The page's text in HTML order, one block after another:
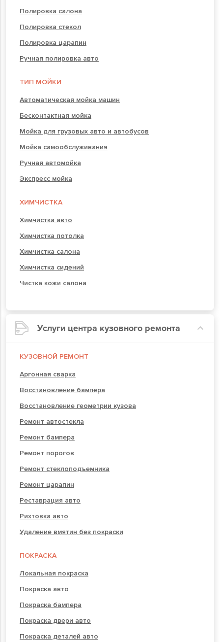
Полировка салона
Полировка стекол
Полировка царапин
Ручная полировка авто
ТИП МОЙКИ
Автоматическая мойка машин
Бесконтактная мойка
Мойка для грузовых авто и автобусов
Мойка самообслуживания
Ручная автомойка
Экспресс мойка
ХИМЧИСТКА
Химчистка авто
Химчистка потолка
Химчистка салона
Химчистка сидений
Чистка кожи салона
Услуги центра кузовного ремонта
КУЗОВНОЙ РЕМОНТ
Аргонная сварка
Восстановление бампера
Восстановление геометрии кузова
Ремонт автостекла
Ремонт бампера
Ремонт порогов
Ремонт стеклоподъемника
Ремонт царапин
Реставрация авто
Рихтовка авто
Удаление вмятин без покраски
ПОКРАСКА
Локальная покраска
Покраска авто
Покраска бампера
Покраска двери авто
Покраска деталей авто